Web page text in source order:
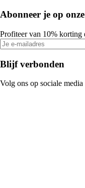
Abonneer je op
Profiteer van 10% korting
Blijf verbonden
Volg ons op sociale media